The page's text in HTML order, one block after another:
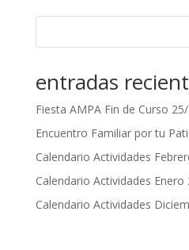
entradas
Fiesta AMPA Fin de Curso
Encuentro Familiar por tu
Calendario Actividades
Calendario Actividades Enero
Calendario Actividades